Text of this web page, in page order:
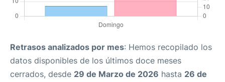
Retrasos analizados por mes: Hemos recopilado los
datos disponibles de los últimos doce meses
cerrados, desde 29 de Marzo de 2026 hasta 26 de